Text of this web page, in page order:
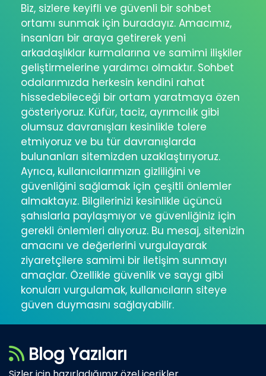
Biz, sizlere keyifli ve güvenli bir sohbet
ortamı sunmak için buradayız. Amacımız,
insanları bir araya getirerek yeni
arkadaşlıklar kurmalarına ve samimi ilişkiler
geliştirmelerine yardımcı olmaktır. Sohbet
odalarımızda herkesin kendini rahat
hissedebileceği bir ortam yaratmaya özen
gösteriyoruz. Küfür, taciz, ayrımcılık gibi
olumsuz davranışları kesinlikle tolere
etmiyoruz ve bu tür davranışlarda
bulunanları sitemizden uzaklaştırıyoruz.
Ayrıca, kullanıcılarımızın gizliliğini ve
güvenliğini sağlamak için çeşitli önlemler
almaktayız. Bilgilerinizi kesinlikle üçüncü
şahıslarla paylaşmıyor ve güvenliğiniz için
gerekli önlemleri alıyoruz. Bu mesaj, sitenizin
amacını ve değerlerini vurgulayarak
ziyaretçilere samimi bir iletişim sunmayı
amaçlar. Özellikle güvenlik ve saygı gibi
konuları vurgulamak, kullanıcıların siteye
güven duymasını sağlayabilir.
Blog Yazıları